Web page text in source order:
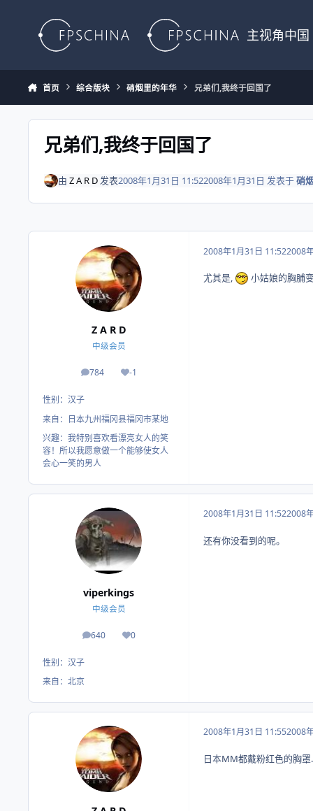
主视角中国
首页 综合版块 硝烟里的年华 兄弟们,我终于回国了
兄弟们,我终于回国了
由 Z A R D发表2008年1月31日 11:522008年1月31日 发表于硝
Z A R D
中级会员
784
帖子 -1
荣誉积分
性别： 汉子
来自： 日本九州福冈县福冈市某地
兴趣： 我特别喜欢看漂亮女人的笑
容！所以我愿意做一个能够使女人
会心一笑的男人
2008年1月31日 11:522008
尤其是, 小姑娘的胸脯
viperkings
中级会员
640
帖子 0
荣誉积分
性别： 汉子
来自： 北京
2008年1月31日 11:522008
还有你没看到的呢。
2008年1月31日 11:552008
日本MM都戴粉红色的胸罩